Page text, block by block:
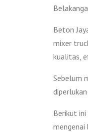
Beton
mixer
kualitas,
Sebelum
Berikut